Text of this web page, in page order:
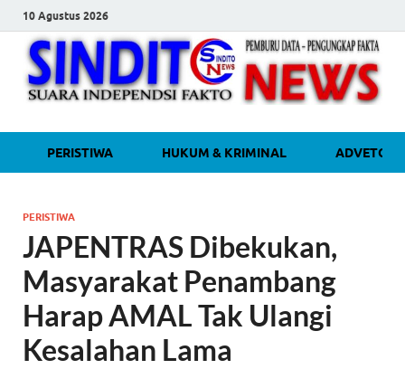
10 Agustus 2026
Media Independen Faktual dan
Terpercaya
PERISTIWA HUKUM & KRIMINAL
PERISTIWA
JAPENTRAS Dibekukan,
Masyarakat Penambang
Harap AMAL Tak Ulangi
Kesalahan Lama